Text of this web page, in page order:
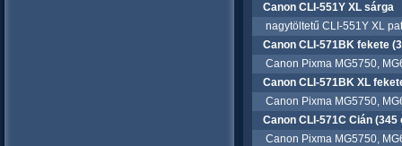
Canon CLI-551Y XL sárga
nagytöltetű CLI-551Y XL
Canon CLI-571BK fekete
Canon Pixma MG5750,
Canon CLI-571BK XL
Canon Pixma MG5750,
Canon CLI-571C Cián (345
Canon Pixma MG5750,